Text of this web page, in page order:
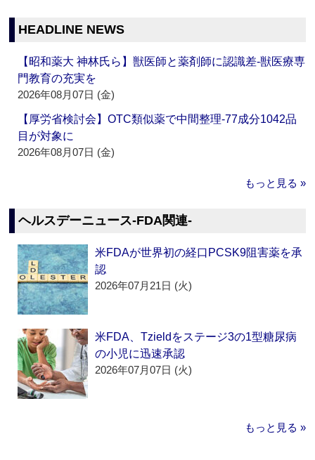
HEADLINE NEWS
【昭和薬大 神林氏ら】獣医師と薬剤師に認識差‐獣医療専
門教育の充実を
2026年08月07日 (金)
【厚労省検討会】OTC類似薬で中間整理‐77成分1042品
目が対象に
2026年08月07日 (金)
もっと見る »
ヘルスデーニュース‐FDA関連‐
米FDAが世界初の経口PCSK9阻害薬を承
認
2026年07月21日 (火)
米FDA、Tzieldをステージ3の1型糖尿病
の小児に迅速承認
2026年07月07日 (火)
もっと見る »